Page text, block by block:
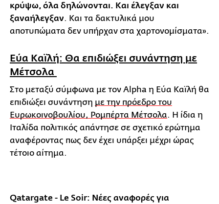
κρύψω, όλα δηλώνονται. Και έλεγξαν και
ξαναήλεγξαν. Και τα δακτυλικά μου
αποτυπώματα δεν υπήρχαν στα χαρτονομίσματα».
Εύα Καϊλή: Θα επιδιώξει συνάντηση με
Μέτσολα
Στο μεταξύ σύμφωνα με τον Alpha η Εύα Καϊλή θα
επιδιώξει συνάντηση με την πρόεδρο του
Ευρωκοινοβουλίου, Ρομπέρτα Μέτσολα. Η ίδια η
Ιταλίδα πολιτικός απάντησε σε σχετικό ερώτημα
αναφέροντας πως δεν έχει υπάρξει μέχρι ώρας
τέτοιο αίτημα.
Qatargate - Le Soir: Νέες αναφορές για